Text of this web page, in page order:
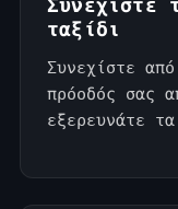
Συνεχίστε
ταξίδι
Συνεχίστε
πρόοδός σας
εξερευνάτε